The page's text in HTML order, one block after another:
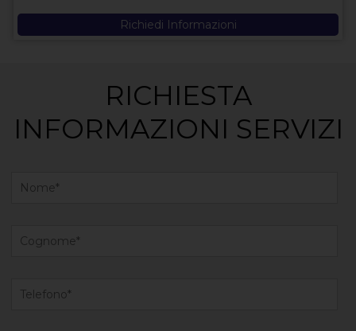
Richiedi Informazioni
RICHIESTA
INFORMAZIONI SERVIZI